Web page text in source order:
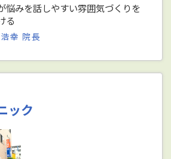
悩みを話しやすい雰囲気づくりを
る
幸 院長
ック